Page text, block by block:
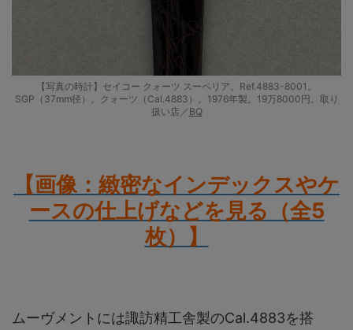
【写真の時計】セイコー クォーツ スーペリア。Ref.4883-8001。
SGP（37mm径）。クォーツ（Cal.4883）。1976年製。19万8000円。取り
扱い店／ BQ
【画像：緻密なインデックスやケ
ースの仕上げなどを見る（全5
枚）
】
ムーヴメントには諏訪精工舎製のCal.4883を搭